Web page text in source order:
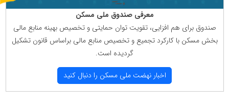
معرفی صندوق ملی مسكن
صندوق برای هم افزایی، تقویت توان حمایتی و تخصیص بهینه منابع مالی
بخش مسكن با كاركرد تجمیع و تخصیص منابع مالی براساس قانون تشكیل
گردیده است.
اخبار نهضت ملی مسكن را دنبال كنید